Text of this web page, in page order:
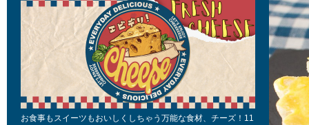
お食事もスイーツもおいしくしちゃう万能な食材、チーズ！11